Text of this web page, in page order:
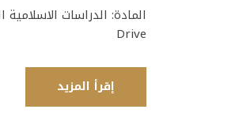
Drive
إقرأ المزيد